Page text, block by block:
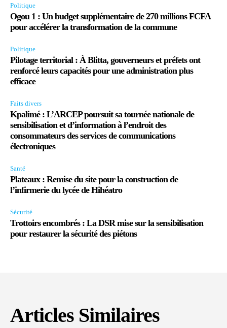
Politique
Ogou 1 : Un budget supplémentaire de 270 millions FCFA
pour accélérer la transformation de la commune
Politique
Pilotage territorial : À Blitta, gouverneurs et préfets ont
renforcé leurs capacités pour une administration plus
efficace
Faits divers
Kpalimé : L’ARCEP poursuit sa tournée nationale de
sensibilisation et d’information à l’endroit des
consommateurs des services de communications
électroniques
Santé
Plateaux : Remise du site pour la construction de
l’infirmerie du lycée de Hihéatro
Sécurité
Trottoirs encombrés : La DSR mise sur la sensibilisation
pour restaurer la sécurité des piétons
Articles Similaires